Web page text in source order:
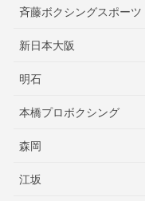
斉藤ボクシングスポーツ
新日本大阪
明石
本橋プロボクシング
森岡
江坂